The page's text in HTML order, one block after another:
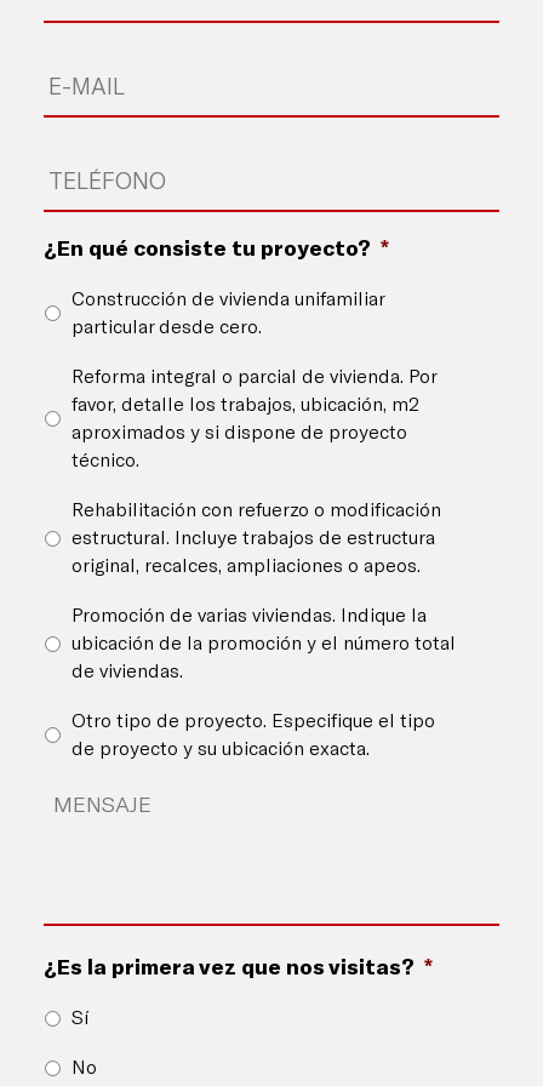
¿En qué consiste tu proyecto? *
Construcción de vivienda unifamiliar
particular desde cero.
Reforma integral o parcial de vivienda. Por
favor, detalle los trabajos, ubicación, m2
aproximados y si dispone de proyecto
técnico.
Rehabilitación con refuerzo o modificación
estructural. Incluye trabajos de estructura
original, recalces, ampliaciones o apeos.
Promoción de varias viviendas. Indique la
ubicación de la promoción y el número total
de viviendas.
Otro tipo de proyecto. Especifique el tipo
de proyecto y su ubicación exacta.
Detalles
¿Es la primera vez que nos visitas? *
Sí
No